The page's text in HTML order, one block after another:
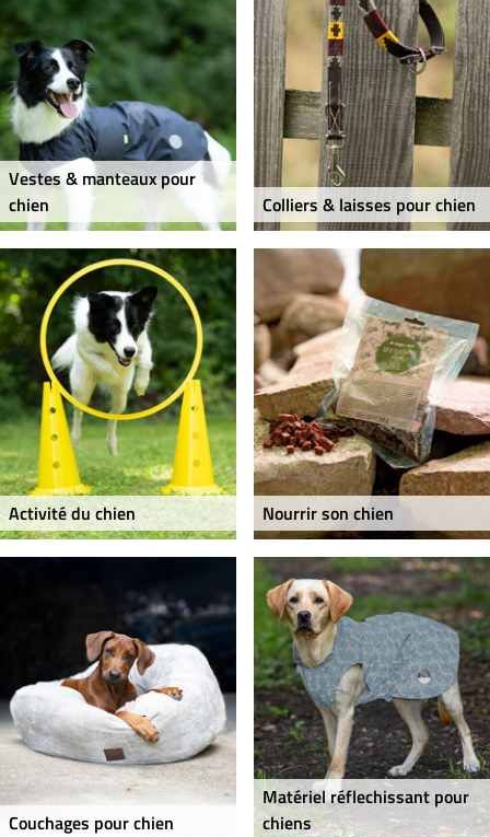
Vestes & manteaux pour
chien
Colliers & laisses pour chien
Activité du chien Nourrir son chien
Couchages pour chien
Matériel réflechissant pour
chiens